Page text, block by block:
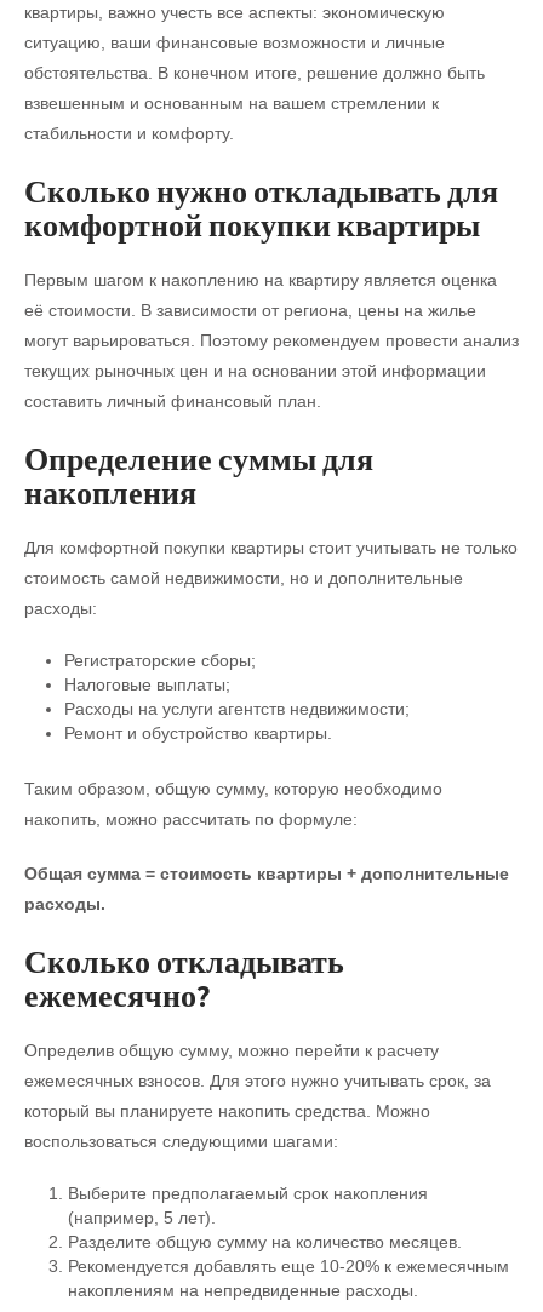
квартиры, важно учесть все аспекты: экономическую
ситуацию, ваши финансовые возможности и личные
обстоятельства. В конечном итоге, решение должно быть
взвешенным и основанным на вашем стремлении к
стабильности и комфорту.
Сколько нужно откладывать для
комфортной покупки квартиры
Первым шагом к накоплению на квартиру является оценка
её стоимости. В зависимости от региона, цены на жилье
могут варьироваться. Поэтому рекомендуем провести анализ
текущих рыночных цен и на основании этой информации
составить личный финансовый план.
Определение суммы для
накопления
Для комфортной покупки квартиры стоит учитывать не только
стоимость самой недвижимости, но и дополнительные
расходы:
Регистраторские сборы;
Налоговые выплаты;
Расходы на услуги агентств недвижимости;
Ремонт и обустройство квартиры.
Таким образом, общую сумму, которую необходимо
накопить, можно рассчитать по формуле:
Общая сумма = стоимость квартиры + дополнительные
расходы.
Сколько откладывать
ежемесячно?
Определив общую сумму, можно перейти к расчету
ежемесячных взносов. Для этого нужно учитывать срок, за
который вы планируете накопить средства. Можно
воспользоваться следующими шагами:
Выберите предполагаемый срок накопления
(например, 5 лет).
Разделите общую сумму на количество месяцев.
Рекомендуется добавлять еще 10-20% к ежемесячным
накоплениям на непредвиденные расходы.